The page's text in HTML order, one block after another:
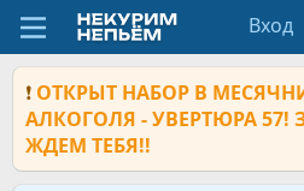
Вход
❗ ОТКРЫТ НАБОР В
АЛКОГОЛЯ - УВЕРТЮРА
ЖДЕМ ТЕБЯ!!